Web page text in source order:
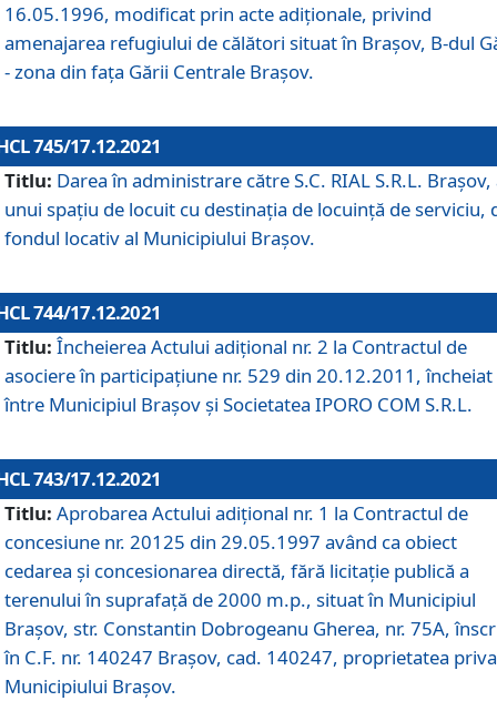
16.05.1996, modificat prin acte adiționale, privind
amenajarea refugiului de călători situat în Brașov, B-dul
- zona din faţa Gării Centrale Brașov.
745/17.12.2021
Titlu: Darea în administrare către S.C. RIAL S.R.L. Brașov,
unui spațiu de locuit cu destinația de locuință de serviciu,
fondul locativ al Municipiului Brașov.
744/17.12.2021
Titlu: Încheierea Actului adițional nr. 2 la Contractul de
asociere în participațiune nr. 529 din 20.12.2011, încheiat
între Municipiul Brașov și Societatea IPORO COM S.R.L.
743/17.12.2021
Titlu: Aprobarea Actului adiţional nr. 1 la Contractul de
concesiune nr. 20125 din 29.05.1997 având ca obiect
cedarea și concesionarea directă, fără licitație publică a
terenului în suprafață de 2000 m.p., situat în Municipiul
Brașov, str. Constantin Dobrogeanu Gherea, nr. 75A,
în C.F. nr. 140247 Brașov, cad. 140247, proprietatea
Municipiului Brașov.